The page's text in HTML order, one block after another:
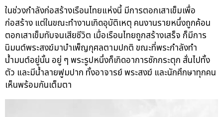
ในช่วงกำลังก่อสร้างเรือนไทยแห่งนี้ มีการตอกเสาเข็มเพื่อ
ก่อสร้าง แต่ในขณะทำงานเกิดอุบัติเหตุ คนงานรายหนึ่งถูกค้อน
ตอกเสาเข็มทับจนเสียชีวิต เมื่อเรือนไทยถูกสร้างเสร็จ ก็มีการ
นิมนต์พระสงฆ์มาบำเพ็ญกุศลตามปกติ ขณะที่พระกำลังทำ
น้ำมนต์อยู่นั้น อยู่ ๆ พระรูปหนึ่งก็เกิดอาการชักกระตุก สั่นไปทั้ง
ตัว และมีน้ำลายฟูมปาก ทั้งอาจารย์ พระสงฆ์ และนักศึกษาทุกคน
เห็นพร้อมกันเต็มตา